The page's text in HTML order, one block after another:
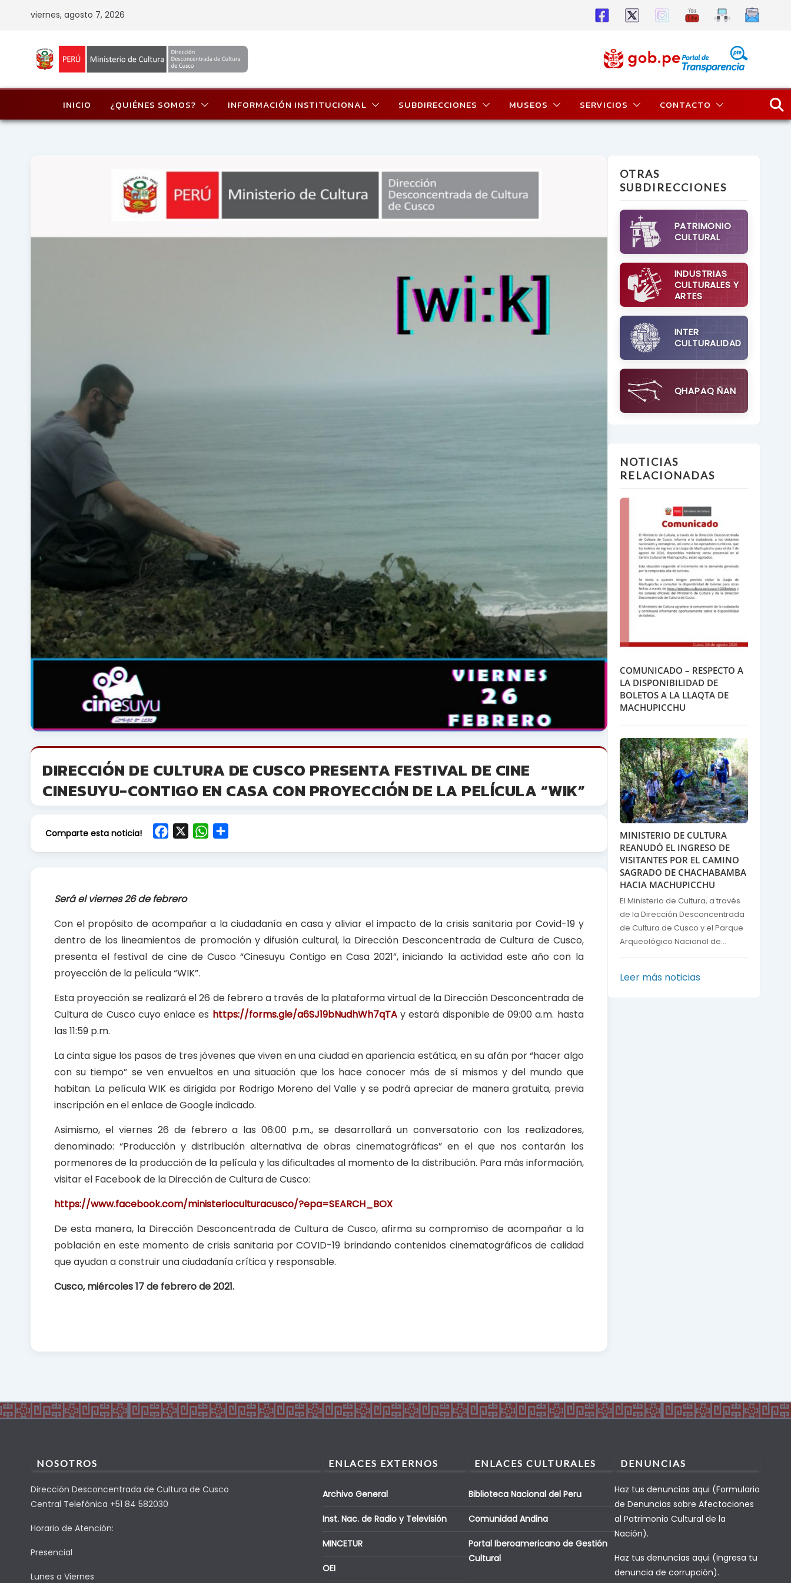
viernes, agosto 7, 2026
INICIO ¿QUIÉNES SOMOS? INFORMACIÓN INSTITUCIONAL SUBDIRECCIONES MUSEOS SERVICIOS CONTACTO
DIRECCIÓN DE CULTURA DE CUSCO PRESENTA FESTIVAL DE CINE
CINESUYU-CONTIGO EN CASA CON PROYECCIÓN DE LA PELÍCULA “WIK”
Comparte esta noticia!
o
k
W
p
p
Será el viernes 26 de febrero
Con el propósito de acompañar a la ciudadanía en casa y aliviar el impacto de la crisis sanitaria por Covid-19 y
dentro de los lineamientos de promoción y difusión cultural, la Dirección Desconcentrada de Cultura de Cusco,
presenta el festival de cine de Cusco “Cinesuyu Contigo en Casa 2021”, iniciando la actividad este año con la
proyección de la película “WIK”.
Esta proyección se realizará el 26 de febrero a través de la plataforma virtual de la Dirección Desconcentrada de
Cultura de Cusco cuyo enlace es https://forms.gle/a6SJ19bNudhWh7qTAy estará disponible de 09:00 a.m. hasta
las 11:59 p.m.
La cinta sigue los pasos de tres jóvenes que viven en una ciudad en apariencia estática, en su afán por “hacer algo
con su tiempo” se ven envueltos en una situación que los hace conocer más de sí mismos y del mundo que
habitan. La película WIK es dirigida por Rodrigo Moreno del Valle y se podrá apreciar de manera gratuita, previa
inscripción en el enlace de Google indicado.
Asimismo, el viernes 26 de febrero a las 06:00 p.m., se desarrollará un conversatorio con los realizadores,
denominado: “Producción y distribución alternativa de obras cinematográficas” en el que nos contarán los
pormenores de la producción de la película y las dificultades al momento de la distribución. Para más información,
visitar el Facebook de la Dirección de Cultura de Cusco:
https://www.facebook.com/ministerioculturacusco/?epa=SEARCH_BOX
De esta manera, la Dirección Desconcentrada de Cultura de Cusco, afirma su compromiso de acompañar a la
población en este momento de crisis sanitaria por COVID-19 brindando contenidos cinematográficos de calidad
que ayudan a construir una ciudadanía crítica y responsable.
Cusco, miércoles 17 de febrero de 2021.
OTRAS
SUBDIRECCIONES
PATRIMONIO
CULTURAL
INDUSTRIAS
CULTURALES Y
ARTES
INTER
CULTURALIDAD
QHAPAQ ÑAN
NOTICIAS
RELACIONADAS
COMUNICADO – RESPECTO A
LA DISPONIBILIDAD DE
BOLETOS A LA LLAQTA DE
MACHUPICCHU
MINISTERIO DE CULTURA
REANUDÓ EL INGRESO DE
VISITANTES POR EL CAMINO
SAGRADO DE CHACHABAMBA
HACIA MACHUPICCHU
El Ministerio de Cultura, a través
de la Dirección Desconcentrada
de Cultura de Cusco y el Parque
Arqueológico Nacional de...
Leer más noticias
NOSOTROS
Dirección Desconcentrada de Cultura de Cusco
Central Telefónica +51 84 582030
Horario de Atención:
Presencial
Lunes a Viernes
ENLACES EXTERNOS
Archivo General
Inst. Nac. de Radio y Televisión
MINCETUR
OEI
ENLACES CULTURALES
Biblioteca Nacional del Peru
Comunidad Andina
Portal Iberoamericano de Gestión
Cultural
DENUNCIAS
Haz tus denuncias aqui (Formulario
de Denuncias sobre Afectaciones
al Patrimonio Cultural de la
Nación).
Haz tus denuncias aqui (Ingresa tu
denuncia de corrupción).